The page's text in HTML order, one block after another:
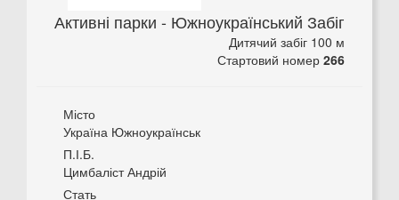
Активні парки - Южноукраїнський Забіг
Дитячий забіг 100 м
Стартовий номер 266
Місто
Україна Южноукраїнськ
П.І.Б.
Цимбаліст Андрій
Стать